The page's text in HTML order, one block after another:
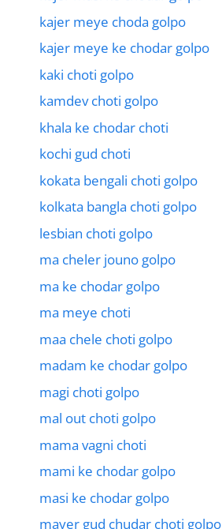
kajer meye choda golpo
kajer meye ke chodar golpo
kaki choti golpo
kamdev choti golpo
khala ke chodar choti
kochi gud choti
kokata bengali choti golpo
kolkata bangla choti golpo
lesbian choti golpo
ma cheler jouno golpo
ma ke chodar golpo
ma meye choti
maa chele choti golpo
madam ke chodar golpo
magi choti golpo
mal out choti golpo
mama vagni choti
mami ke chodar golpo
masi ke chodar golpo
mayer gud chudar choti golpo